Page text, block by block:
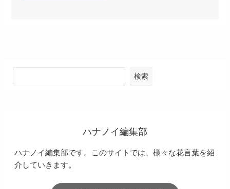
検索
ハナノイ編集部
ハナノイ編集部です。このサイトでは、様々な花言葉を紹
介していきます。